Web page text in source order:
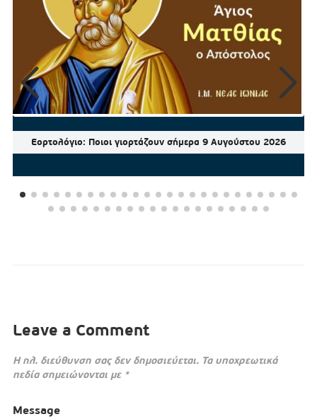
Εορτολόγιο: Ποιοι γιορτάζουν σήμερα 9 Αυγούστου 2026
Leave a Comment
Η ηλ. διεύθυνση σας δεν δημοσιεύεται. Τα υποχρεωτικά
πεδία σημειώνονται με *
Message